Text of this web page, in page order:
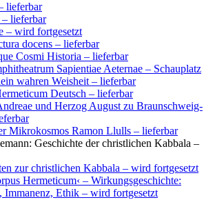
lieferbar
– lieferbar
– wird fortgesetzt
docens – lieferbar
Cosmi Historia – lieferbar
Sapientiae Aeternae – Schauplatz
wahren Weisheit – lieferbar
Deutsch – lieferbar
und Herzog August zu Braunschweig-
Mikrokosmos Ramon Llulls – lieferbar
Geschichte der christlichen Kabbala –
zur christlichen Kabbala – wird fortgesetzt
Hermeticum‹ – Wirkungsgeschichte:
Immanenz, Ethik – wird fortgesetzt